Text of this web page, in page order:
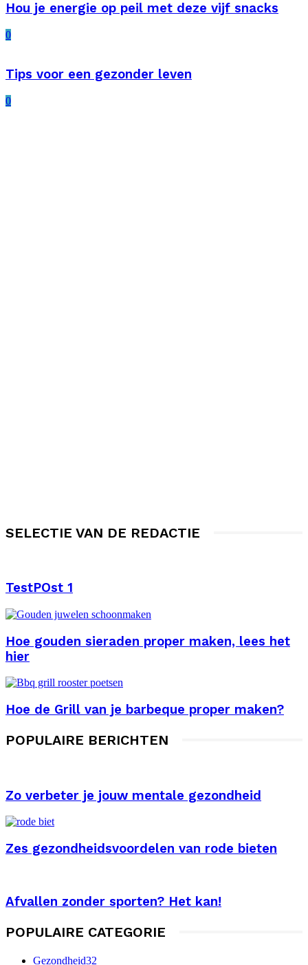
Hou je energie op peil met deze vijf snacks
0
Tips voor een gezonder leven
0
SELECTIE VAN DE REDACTIE
TestPOst 1
Hoe gouden sieraden proper maken, lees het
hier
Hoe de Grill van je barbeque proper maken?
POPULAIRE BERICHTEN
Zo verbeter je jouw mentale gezondheid
Zes gezondheidsvoordelen van rode bieten
Afvallen zonder sporten? Het kan!
POPULAIRE CATEGORIE
Gezondheid32